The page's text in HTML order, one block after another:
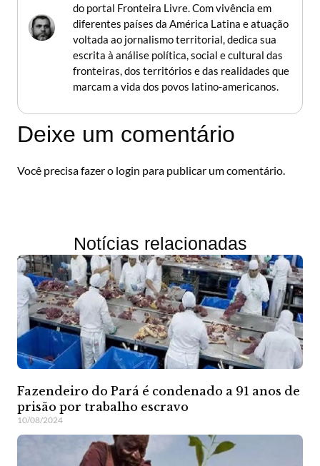
do portal Fronteira Livre. Com vivência em
diferentes países da América Latina e atuação
voltada ao jornalismo territorial, dedica sua
escrita à análise política, social e cultural das
fronteiras, dos territórios e das realidades que
marcam a vida dos povos latino-americanos.
Deixe um comentário
Você precisa fazer o login para publicar um comentário.
Notícias relacionadas
Fazendeiro do Pará é condenado a 91 anos de
prisão por trabalho escravo
10/08/2024